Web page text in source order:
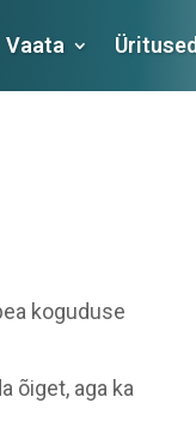
Vaata Üritused
koguduse
õiget, aga ka